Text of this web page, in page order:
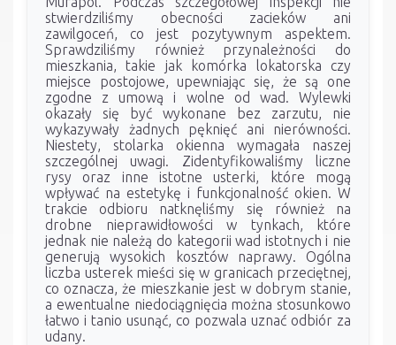
stwierdziliśmy obecności zacieków ani
zawilgoceń, co jest pozytywnym aspektem.
Sprawdziliśmy również przynależności do
mieszkania, takie jak komórka lokatorska czy
miejsce postojowe, upewniając się, że są one
zgodne z umową i wolne od wad. Wylewki
okazały się być wykonane bez zarzutu, nie
wykazywały żadnych pęknięć ani nierówności.
Niestety, stolarka okienna wymagała naszej
szczególnej uwagi. Zidentyfikowaliśmy liczne
rysy oraz inne istotne usterki, które mogą
wpływać na estetykę i funkcjonalność okien. W
trakcie odbioru natknęliśmy się również na
drobne nieprawidłowości w tynkach, które
jednak nie należą do kategorii wad istotnych i nie
generują wysokich kosztów naprawy. Ogólna
liczba usterek mieści się w granicach przeciętnej,
co oznacza, że mieszkanie jest w dobrym stanie,
a ewentualne niedociągnięcia można stosunkowo
łatwo i tanio usunąć, co pozwala uznać odbiór za
udany.